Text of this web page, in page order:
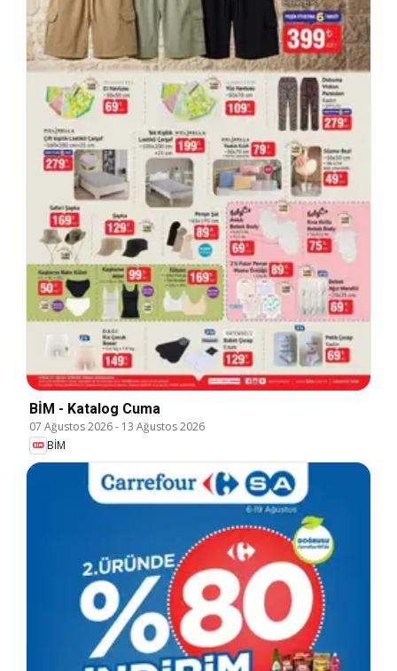
BİM - Katalog Cuma
07 Ağustos 2026- 13 Ağustos 2026
BİM